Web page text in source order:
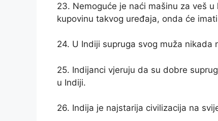
23. Nemoguće je naći mašinu za veš
kupovinu takvog uređaja, onda će
24. U Indiji supruga svog muža nikada
25. Indijanci vjeruju da su dobre
u Indiji.
26. Indija je najstarija civilizacija na